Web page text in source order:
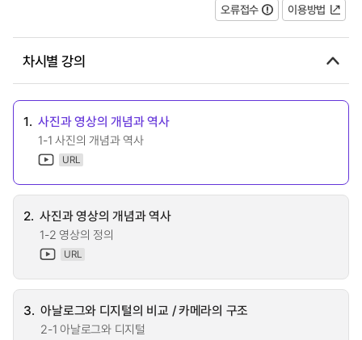
오류접수
이용방법
차시별 강의
1. 사진과 영상의 개념과 역사
1-1 사진의 개념과 역사
URL
2. 사진과 영상의 개념과 역사
1-2 영상의 정의
URL
3. 아날로그와 디지털의 비교 / 카메라의 구조
2-1 아날로그와 디지털